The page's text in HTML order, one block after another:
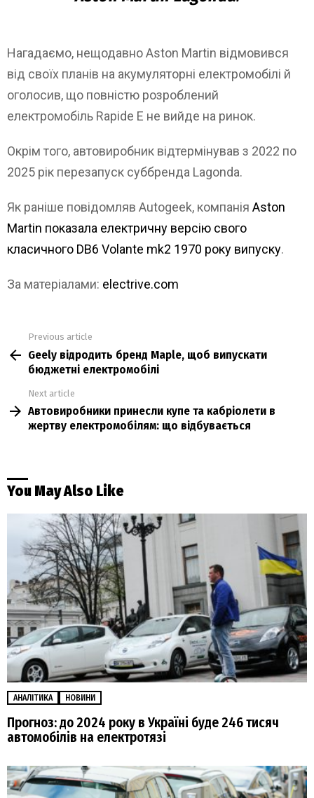
Нагадаємо, нещодавно Aston Martin відмовився
від своїх планів на акумуляторні електромобілі й
оголосив, що повністю розроблений
електромобіль Rapide E не вийде на ринок.
Окрім того, автовиробник відтермінував з 2022 по
2025 рік перезапуск суббренда Lagonda.
Як раніше повідомляв Autogeek, компанія Aston
Martin показала електричну версію свого
класичного DB6 Volante mk2 1970 року випуску.
За матеріалами: electrive.com
more
Previous article
Geely відродить бренд Maple, щоб випускати
бюджетні електромобілі
Next article
Автовиробники принесли купе та кабріолети в
жертву електромобілям: що відбувається
You May Also Like
АНАЛІТИКА НОВИНИ
Прогноз: до 2024 року в Україні буде 246 тисяч
автомобілів на електротязі